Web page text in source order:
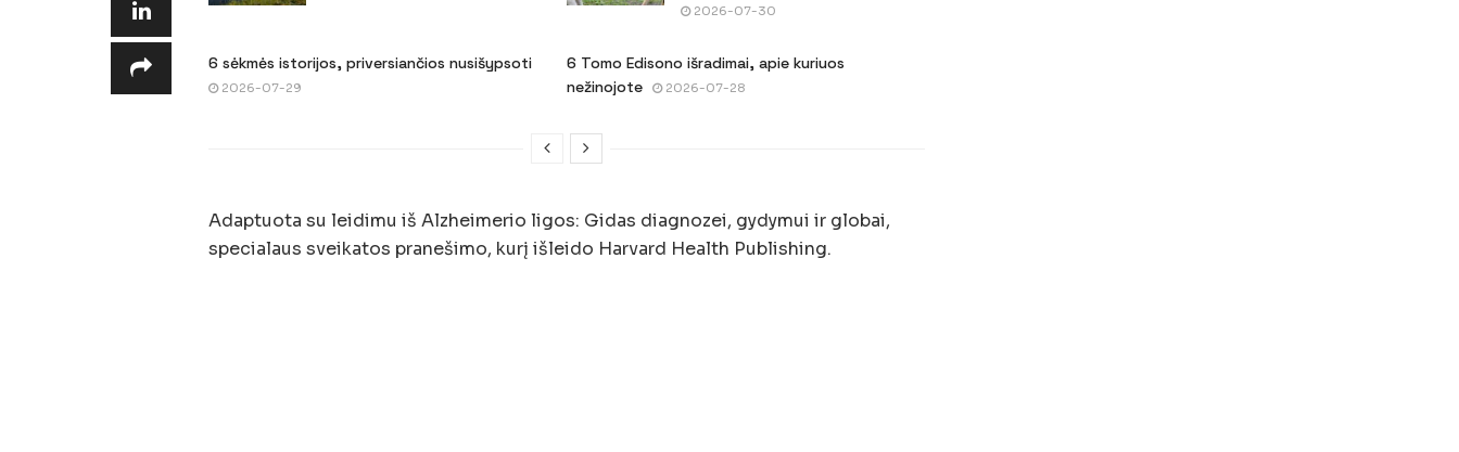
2026-07-30
6 sėkmės istorijos, priversiančios nusišypsoti
2026-07-29
6 Tomo Edisono išradimai, apie kuriuos
nežinojote
2026-07-28
Adaptuota su leidimu iš Alzheimerio ligos: Gidas diagnozei, gydymui ir globai,
specialaus sveikatos pranešimo, kurį išleido Harvard Health Publishing.